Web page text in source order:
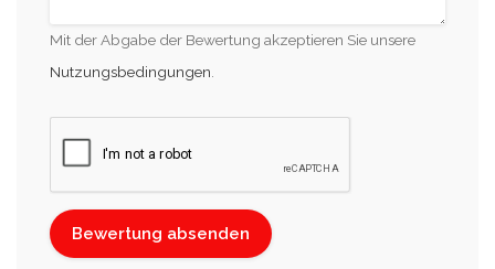
Mit der Abgabe der Bewertung akzeptieren Sie unsere
Nutzungsbedingungen